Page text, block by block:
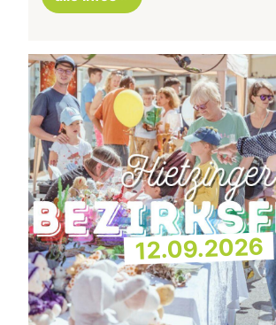
12.09.2026